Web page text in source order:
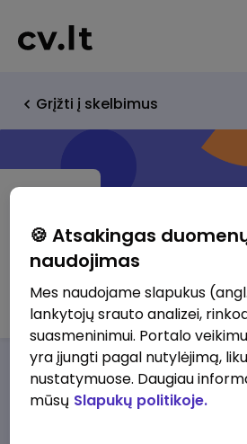
Grįžti į skelbimus
Čeli APS UAB
Darbo pasiūlymaiApie mus
🍪 Atsakingas
naudojimas
Mes naudojame slapukus
lankytojų srauto analizei,
suasmeninimui. Portalo
yra įjungti pagal nutylėjimą,
nustatymuose. Daugiau
mūsų Slapukų politikoje.